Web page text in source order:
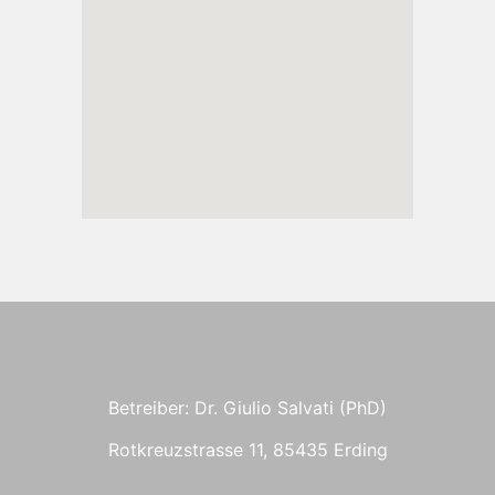
Betreiber: Dr. Giulio Salvati (PhD)
Rotkreuzstrasse 11, 85435 Erding